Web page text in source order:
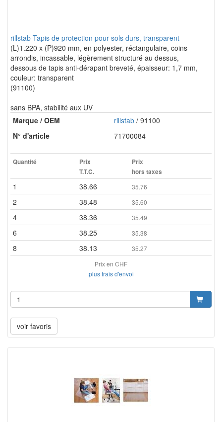
rillstab Tapis de protection pour sols durs, transparent
(L)1.220 x (P)920 mm, en polyester, réctangulaire, coins
arrondis, incassable, légèrement structuré au dessus,
dessous de tapis anti-dérapant breveté, épaisseur: 1,7 mm,
couleur: transparent
(91100)
sans BPA, stabilité aux UV
Marque / OEM
rillstab / 91100
N° d'article
71700084
Quantité
Prix
T.T.C.
Prix
hors taxes
1 38.66 35.76
2 38.48 35.60
4 38.36 35.49
6 38.25 35.38
8 38.13
35.27
Prix en CHF
plus frais d'envoi
voir favoris